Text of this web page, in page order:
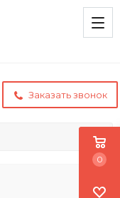
Заказать звонок
0